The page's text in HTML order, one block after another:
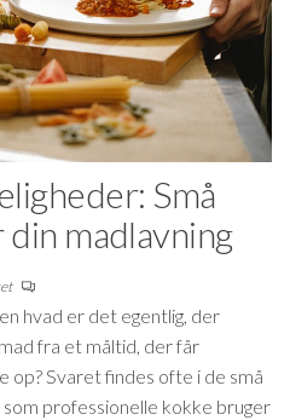
Små
madlavning
hvad er det egentlig, der
fra et måltid, der får
Svaret findes ofte i de små
professionelle kokke bruger